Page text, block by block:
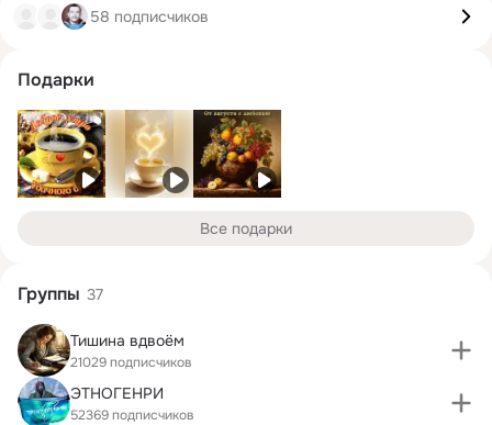
58 подписчиков
Подарки
Все подарки
Группы 37
Тишина вдвоём
21029 подписчиков
ЭТНОГЕНРИ
52369 подписчиков